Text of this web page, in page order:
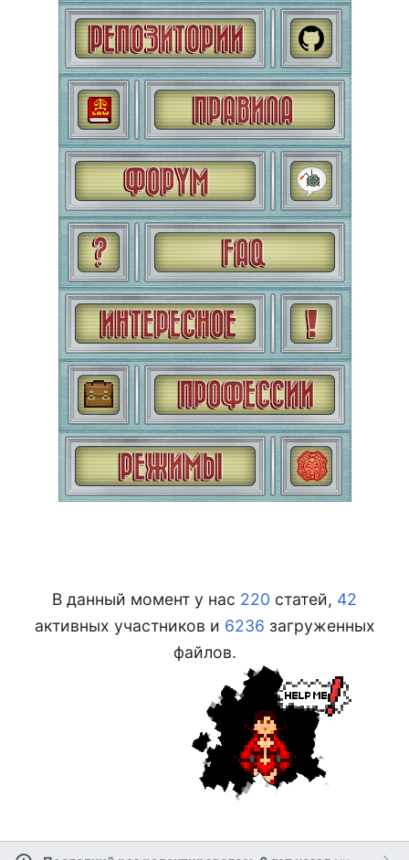
В данный момент у нас 220 статей, 42
активных участников и 6236 загруженных
файлов.